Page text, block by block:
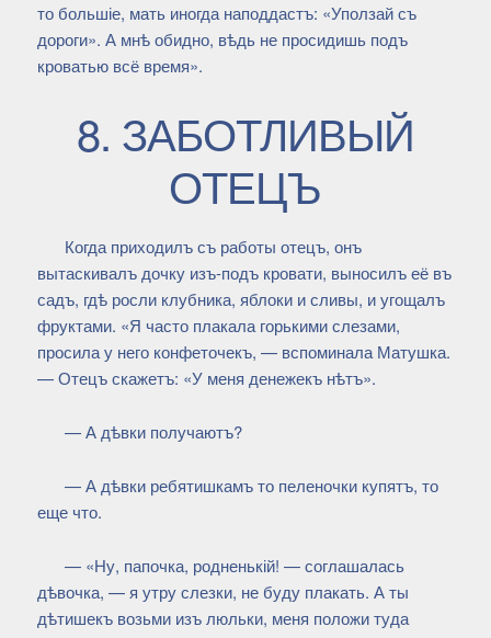
то большіе, мать иногда наподдастъ: «Уползай съ
дороги». А мнѣ обидно, вѣдь не просидишь подъ
кроватью всё время».
8. ЗАБОТЛИВЫЙ
ОТЕЦЪ
Когда приходилъ съ работы отецъ, онъ
вытаскивалъ дочку изъ-подъ кровати, выносилъ её въ
садъ, гдѣ росли клубника, яблоки и сливы, и угощалъ
фруктами. «Я часто плакала горькими слезами,
просила у него конфеточекъ, — вспоминала Матушка.
— Отецъ скажетъ: «У меня денежекъ нѣтъ».
— А дѣвки получаютъ?
— А дѣвки ребятишкамъ то пеленочки купятъ, то
еще что.
— «Ну, папочка, родненькій! — соглашалась
дѣвочка, — я утру слезки, не буду плакать. А ты
дѣтишекъ возьми изъ люльки, меня положи туда